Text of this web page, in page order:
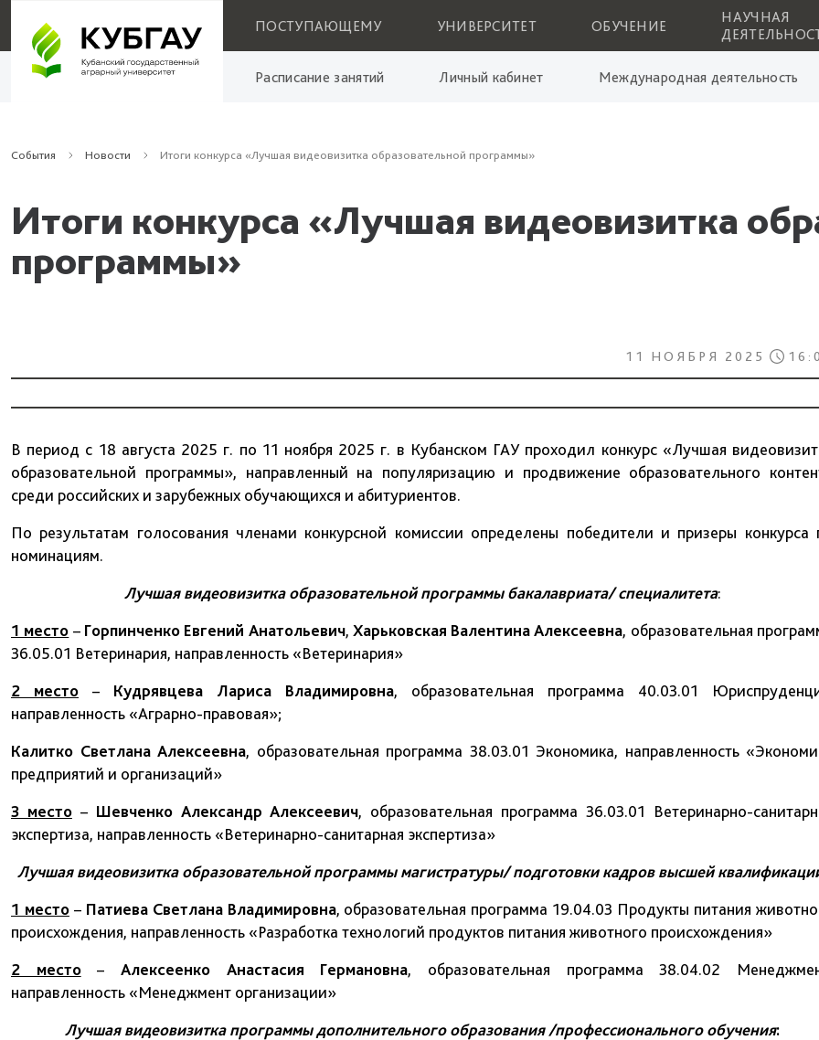
ПОСТУПАЮЩЕМУ УНИВЕРСИТЕТ ОБУЧЕНИЕ
НАУЧНАЯ
Расписание занятий Личный кабинет Международная деятельность
События Новости Итоги конкурса «Лучшая видеовизитка образовательной программы»
Итоги конкурса «Лучшая видеовизитка
программы»
11 НОЯБРЯ 2025
В период с 18 августа 2025 г. по 11 ноября 2025 г. в Кубанском ГАУ проходил конкурс «Лучшая
образовательной программы», направленный на популяризацию и продвижение образовательного
среди российских и зарубежных обучающихся и абитуриентов.
По результатам голосования членами конкурсной комиссии определены победители и призеры конкурса
номинациям.
Лучшая видеовизитка образовательной программы бакалавриата/ специалитета:
1 место – Горпинченко Евгений Анатольевич, Харьковская Валентина Алексеевна, образовательная
36.05.01 Ветеринария, направленность «Ветеринария»
2 место – Кудрявцева Лариса Владимировна, образовательная программа 40.03.01
направленность «Аграрно-правовая»;
Калитко Светлана Алексеевна, образовательная программа 38.03.01 Экономика, направленность
предприятий и организаций»
3 место– Шевченко Александр Алексеевич, образовательная программа 36.03.01 Ветеринарно-
экспертиза, направленность «Ветеринарно-санитарная экспертиза»
Лучшая видеовизитка образовательной программы магистратуры/ подготовки кадров высшей
1 место– Патиева Светлана Владимировна, образовательная программа 19.04.03 Продукты питания
происхождения, направленность «Разработка технологий продуктов питания животного происхождения»
2 место–Алексеенко Анастасия Германовна, образовательная программа 38.04.02
направленность «Менеджмент организации»
Лучшая видеовизитка программы дополнительного образования /профессионального обучения: